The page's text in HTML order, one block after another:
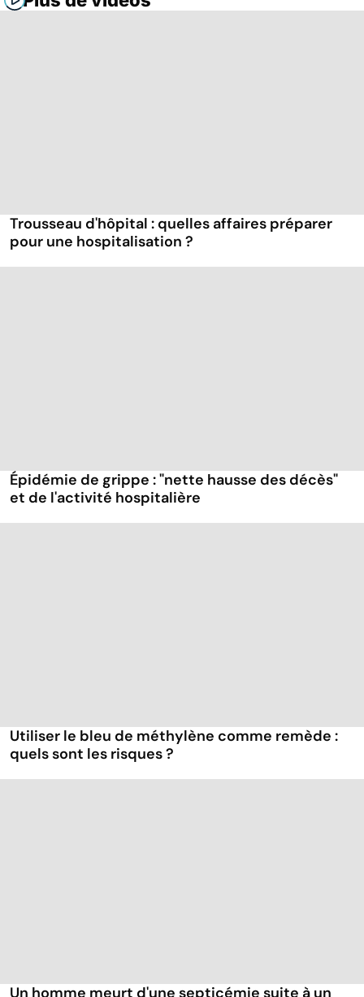
Trousseau d'hôpital : quelles affaires préparer
pour une hospitalisation ?
Épidémie de grippe : "nette hausse des décès"
et de l'activité hospitalière
Utiliser le bleu de méthylène comme remède :
quels sont les risques ?
Un homme meurt d'une septicémie suite à un